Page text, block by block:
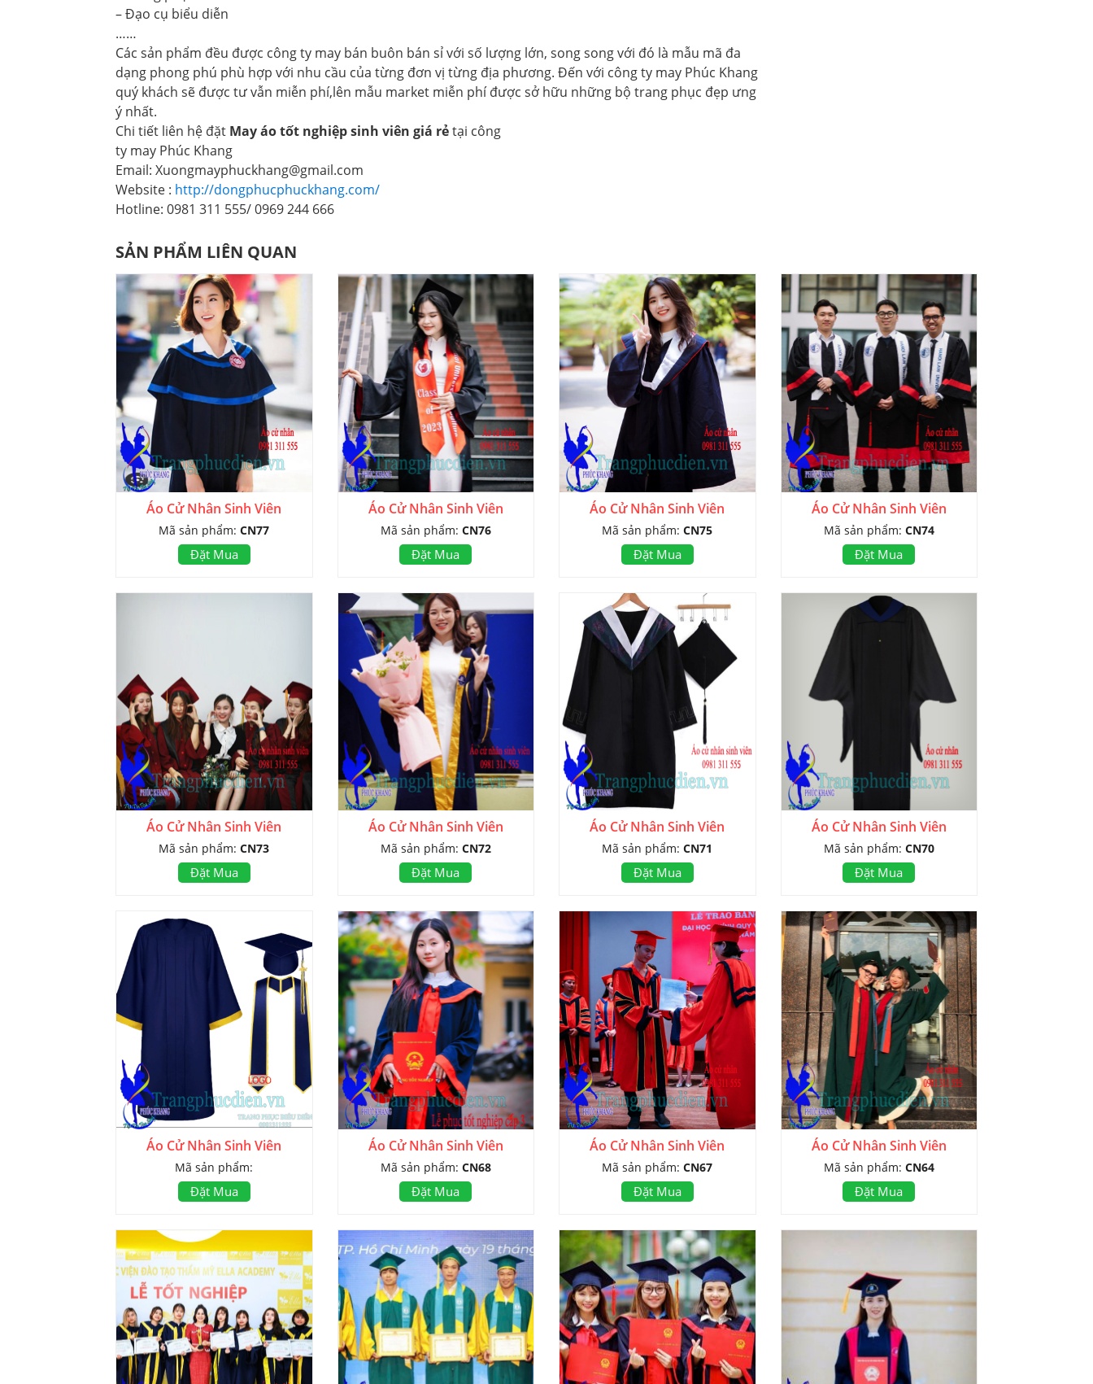
– Đạo cụ biểu diễn
……
Các sản phẩm đều được công ty may bán buôn bán sỉ với số lượng lớn, song song với đó là mẫu mã đa
dạng phong phú phù hợp với nhu cầu của từng đơn vị từng địa phương. Đến với công ty may Phúc Khang
quý khách sẽ được tư vẫn miễn phí,lên mẫu market miễn phí được sở hữu những bộ trang phục đẹp ưng
ý nhất.
Chi tiết liên hệ đặt May áo tốt nghiệp sinh viên giá rẻtại công
ty may Phúc Khang
Email: Xuongmayphuckhang@gmail.com
Website : http://dongphucphuckhang.com/
Hotline: 0981 311 555/ 0969 244 666
SẢN PHẨM LIÊN QUAN
Áo Cử Nhân Sinh Viên
Mã sản phẩm:CN77
Đặt Mua
Áo Cử Nhân Sinh Viên
Mã sản phẩm: CN76
Đặt Mua
Áo Cử Nhân Sinh Viên
Mã sản phẩm:CN75
Đặt Mua
Áo Cử Nhân Sinh Viên
Mã sản phẩm: CN74
Đặt Mua
Áo Cử Nhân Sinh Viên
Mã sản phẩm:CN73
Đặt Mua
Áo Cử Nhân Sinh Viên
Mã sản phẩm: CN72
Đặt Mua
Áo Cử Nhân Sinh Viên
Mã sản phẩm:CN71
Đặt Mua
Áo Cử Nhân Sinh Viên
Mã sản phẩm: CN70
Đặt Mua
Áo Cử Nhân Sinh Viên
Mã sản phẩm:
Đặt Mua
Áo Cử Nhân Sinh Viên
Mã sản phẩm: CN68
Đặt Mua
Áo Cử Nhân Sinh Viên
Mã sản phẩm:CN67
Đặt Mua
Áo Cử Nhân Sinh Viên
Mã sản phẩm: CN64
Đặt Mua